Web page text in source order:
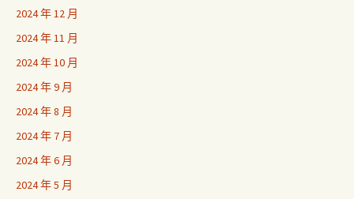
2024 年 12 月
2024 年 11 月
2024 年 10 月
2024 年 9 月
2024 年 8 月
2024 年 7 月
2024 年 6 月
2024 年 5 月